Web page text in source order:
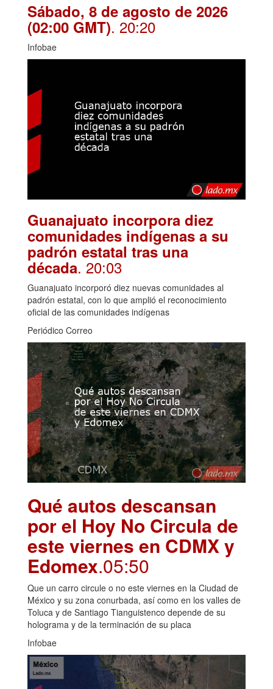
Sábado, 8 de agosto de 2026
(02:00 GMT). 20:20
Infobae
Guanajuato incorpora diez
comunidades indígenas a su
padrón estatal tras una
década. 20:03
Guanajuato incorporó diez nuevas comunidades al
padrón estatal, con lo que amplió el reconocimiento
oficial de las comunidades indígenas
Periódico Correo
Qué autos descansan
por el Hoy No Circula de
este viernes en CDMX y
Edomex.05:50
Que un carro circule o no este viernes en la Ciudad de
México y su zona conurbada, así como en los valles de
Toluca y de Santiago Tianguistenco depende de su
holograma y de la terminación de su placa
Infobae